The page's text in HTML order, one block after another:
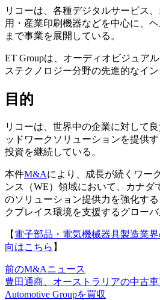
リコーは、各種デジタルサービス
用・産業印刷機器などを中心に、
まで事業を展開している。
ET Groupは、オーディオビジュア
ステクノロジー分野の先進的なイン
目的
リコーは、世界中の企業に対して
ッドワークソリューションを提供
投資を継続している。
本件M&Aにより、成長が続くワー
ンス（WE）領域において、カナダ
のソリューション提供力を強化す
クプレイス環境を支援するグローバ
【 電子部品・電気機械器具製造業
向はこちら 】
前のM&Aニュース
豊田通商、オーストラリアの中古
Automotive Groupを買収